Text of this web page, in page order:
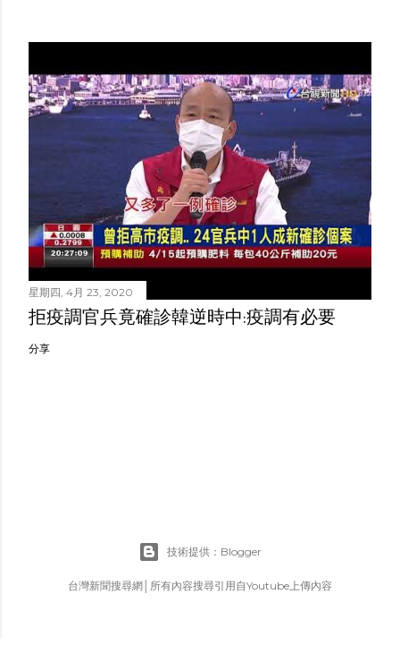
星期四, 4月 23, 2020
拒疫調官兵竟確診韓逆時中:疫調有必要
分享
技術提供：Blogger
台灣新聞搜尋網│所有內容搜尋引用自Youtube上傳內容